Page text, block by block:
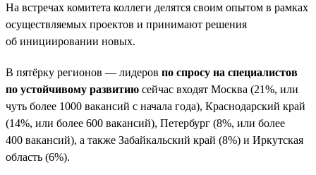
На встречах комитета коллеги делятся своим опытом в рамках
осуществляемых проектов и принимают решения
об инициировании новых.
В пятёрку регионов — лидеров по спросу на специалистов
по устойчивому развитию сейчас входят Москва (21%, или
чуть более 1000 вакансий с начала года), Краснодарский край
(14%, или более 600 вакансий), Петербург (8%, или более
400 вакансий), а также Забайкальский край (8%) и Иркутская
область (6%).